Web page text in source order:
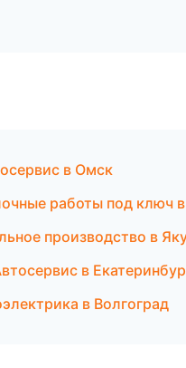
в Омск
работы под ключ
производство в
в
в Волгоград